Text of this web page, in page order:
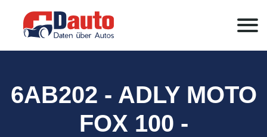
6AB202 - ADLY MOTO
FOX 100 -